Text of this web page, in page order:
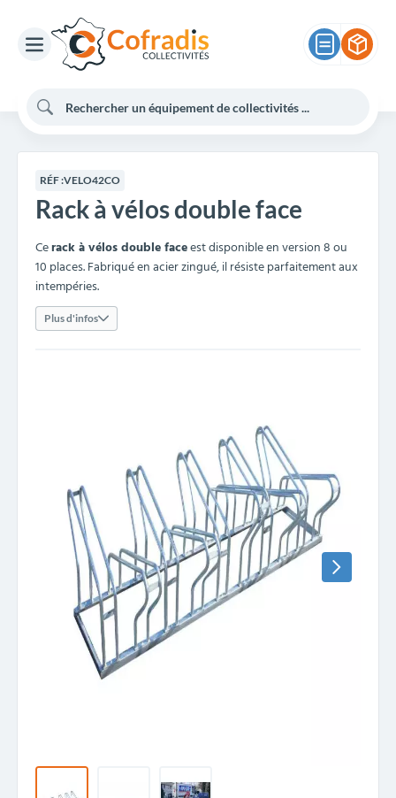
RÉF :VELO42CO
Rack à vélos double face
Cerack à vélos double faceest disponible en version 8 ou
10 places. Fabriqué en acier zingué, il résiste parfaitement aux
intempéries.
Plus d'infos